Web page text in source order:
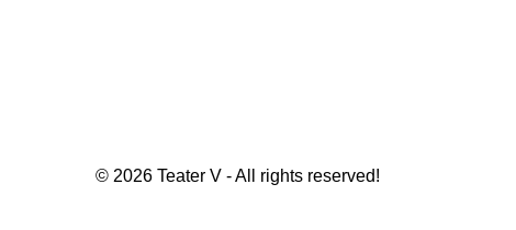
© 2026 Teater V - All rights reserved!